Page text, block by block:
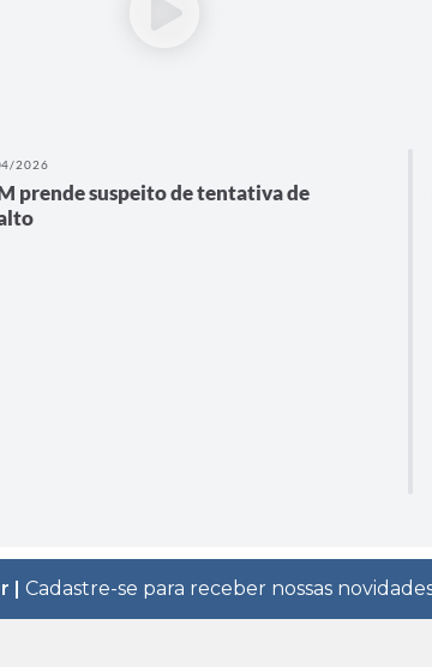
2026
prende suspeito de tentativa de
| Cadastre-se para receber nossas